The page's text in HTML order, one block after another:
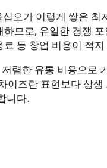
십오가 이렇게 쌓은
므로, 유일한 경쟁
등 창업 비용이 적
렴한 유통 비용으로
이즈란 표현보다 상
니다.